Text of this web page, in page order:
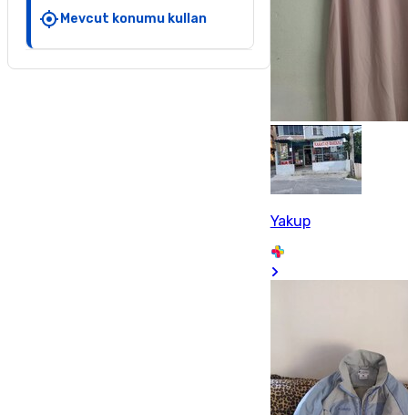
Mevcut konumu kullan
Yakup